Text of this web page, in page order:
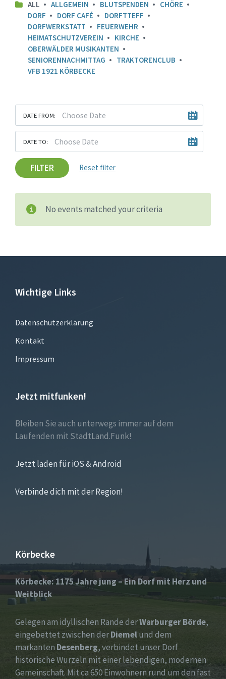
ALL ALLGEMEIN BLUTSPENDEN
CHÖRE
DORF
DORF CAFÉ
DORFTTEFF
DORFWERKSTATT
FEUERWEHR
HEIMATSCHUTZVEREIN
KIRCHE
OBERWÄLDER MUSIKANTEN
SENIORENNACHMITTAG
TRAKTORENCLUB
VFB 1921 KÖRBECKE
DATE FROM:
DATE TO:
FILTER Reset filter
No events matched your criteria
Wichtige Links
Datenschutzerklärung
Kontakt
Impressum
Jetzt mitfunken!
Bleiben Sie auch unterwegs immer auf dem
Laufenden mit StadtLand.Funk!
Jetzt laden für iOS & Android
Verbinde dich mit der Region!
Körbecke
Körbecke: 1175 Jahre jung – Ein Dorf mit Herz und
Weitblick
Gelegen am idyllischen Rande derWarburger Börde,
eingebettet zwischen derDiemelund dem
markanten Desenberg, verbindet unser Dorf
historische Wurzeln mit einer lebendigen, modernen
Gemeinschaft. Mit ca 650 Einwohnern rund um den fast